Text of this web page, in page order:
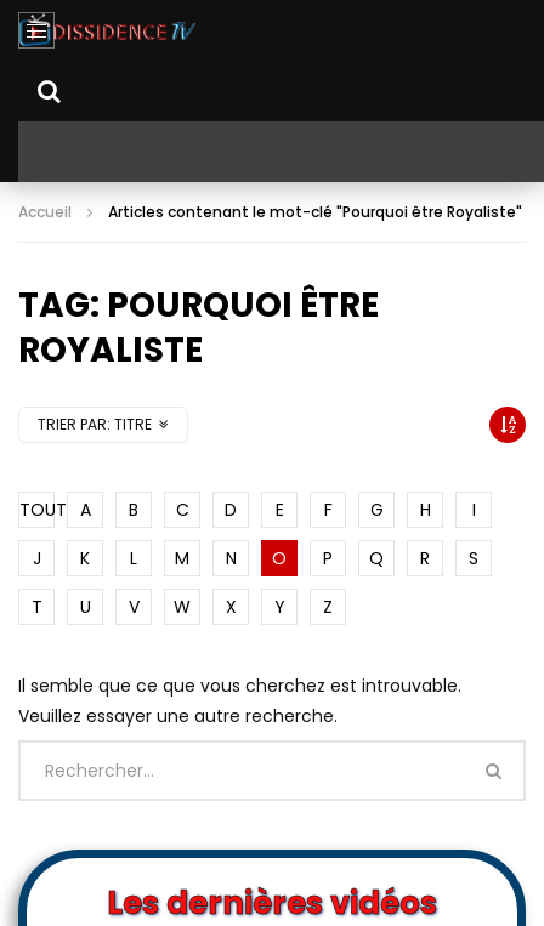
Accueil Articles contenant le mot-clé "Pourquoi être Royaliste"
TAG: POURQUOI ÊTRE
ROYALISTE
TRIER PAR: TITRE
TOUT A B C D E F G H
I
J
K L M N O P Q R
S
T
U V W X Y Z
Il semble que ce que vous cherchez est introuvable.
Veuillez essayer une autre recherche.
Les dernières vidéos